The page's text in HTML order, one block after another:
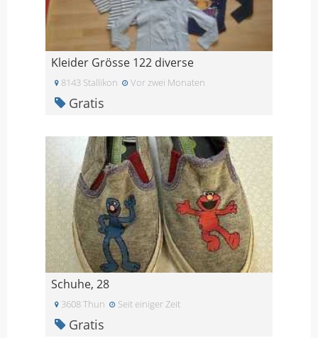
Kleider Grösse 122 diverse
8143 Stallikon Vor zwei Monaten
Gratis
Schuhe, 28
3608 Thun Seit einiger Zeit
Gratis